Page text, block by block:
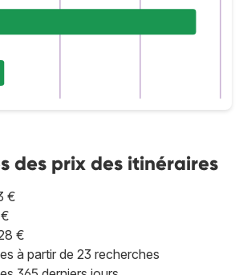
des prix des itinéraires
€
€
à partir de 23 recherches